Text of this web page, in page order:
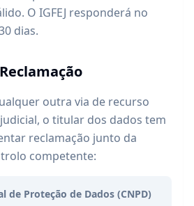
O IGFEJ responderá no
dias.
outra via de recurso
o titular dos dados tem
reclamação junto da
competente:
de Proteção de Dados (CNPD)